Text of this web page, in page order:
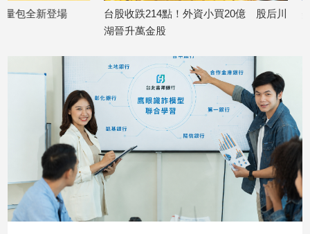
術
／
戲
動
台股收跌214點！外資小買20億 股后川
美國運通耀金卡全